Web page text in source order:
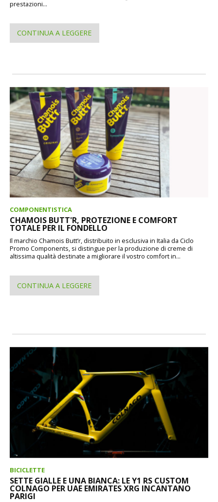
prestazioni...
CONTINUA A LEGGERE
COMPONENTISTICA
CHAMOIS BUTT'R, PROTEZIONE E COMFORT
TOTALE PER IL FONDELLO
Il marchio Chamois Butt’r, distribuito in esclusiva in Italia da Ciclo
Promo Components, si distingue per la produzione di creme di
altissima qualità destinate a migliorare il vostro comfort in...
CONTINUA A LEGGERE
BICICLETTE
SETTE GIALLE E UNA BIANCA: LE Y1 RS CUSTOM
COLNAGO PER UAE EMIRATES XRG INCANTANO
PARIGI